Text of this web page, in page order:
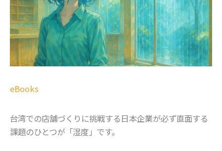
eBooks
台湾での店舗づくりに挑戦する日本企業が必ず直面する
課題のひとつが「湿度」です。